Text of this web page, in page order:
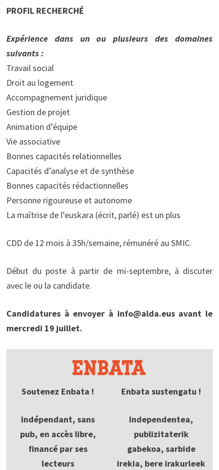
PROFIL RECHERCHÉ
Expérience dans un ou plusieurs des domaines
suivants :
Travail social
Droit au logement
Accompagnement juridique
Gestion de projet
Animation d’équipe
Vie associative
Bonnes capacités relationnelles
Capacités d’analyse et de synthèse
Bonnes capacités rédactionnelles
Personne rigoureuse et autonome
La maîtrise de l’euskara (écrit, parlé) est un plus
CDD de 12 mois à 35h/semaine, rémunéré au SMIC.
Début du poste à partir de mi-septembre, à discuter
avec le ou la candidate.
Candidatures à envoyer à info@alda.eus avant le
mercredi 19 juillet.
Soutenez Enbata !
Indépendant, sans
pub, en accès libre,
financé par ses
lecteurs
Enbata sustengatu !
Independentea,
publizitaterik
gabekoa, sarbide
irekia, bere irakurleek